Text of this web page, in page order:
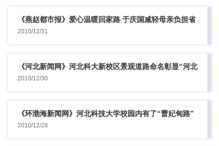
《燕赵都市报》爱心温暖回家路 于庆国减轻母亲负担省
吃俭用
2010/12/31
《河北新闻网》河北科大新校区景观道路命名彰显“河北
文化”
2010/12/30
《环渤海新闻网》河北科技大学校园内有了“曹妃甸路”
2010/12/28